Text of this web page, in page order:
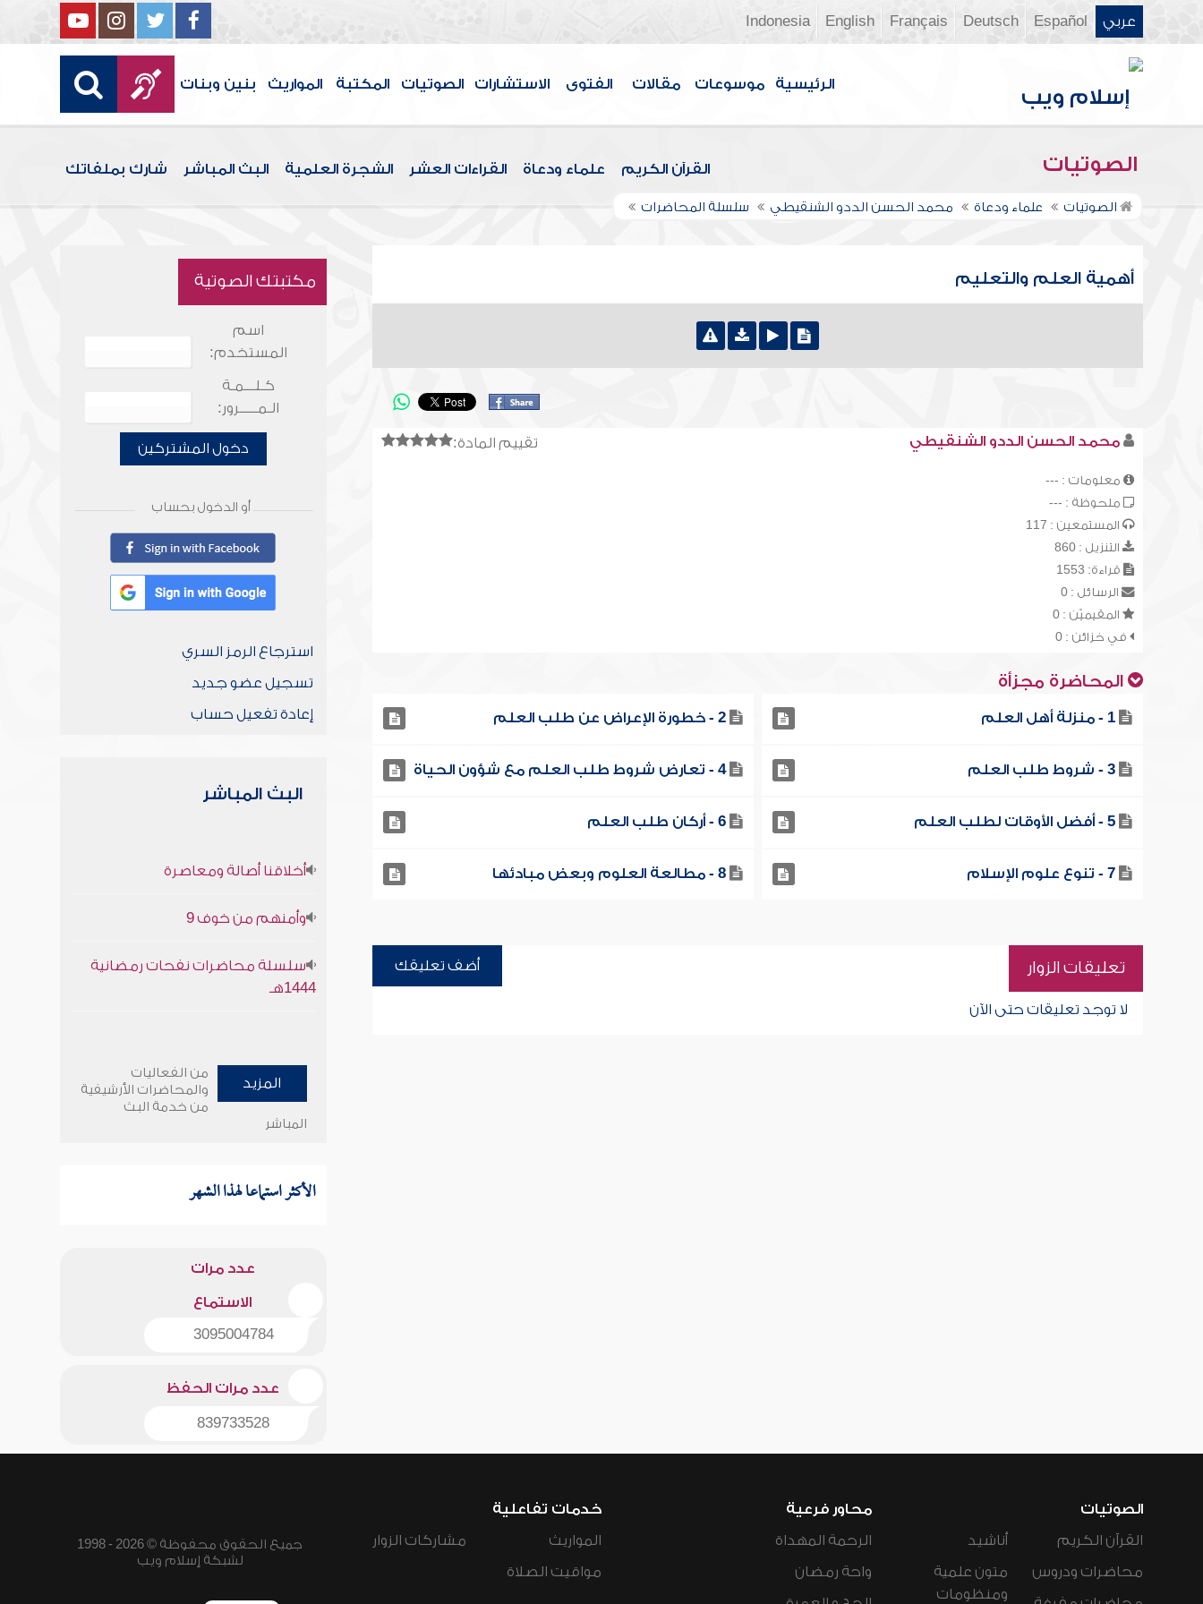
عربي Español
Deutsch
Français
English
Indonesia
الرئيسية موسوعات مقالات الفتوى الاستشارات الصوتيات المكتبة المواريث بنين وبنات
الصوتيات القرآن الكريم علماء ودعاة القراءات العشر الشجرة العلمية البث المباشر شارك بملفاتك
الصوتيات علماء ودعاة محمد الحسن الددو الشنقيطي سلسلة المحاضرات
أهمية العلم والتعليم
تقييم المادة: محمد الحسن الددو الشنقيطي
معلومات : ---
ملحوظة : ---
المستمعين : 117
التنزيل : 860
قراءة: 1553
الرسائل : 0
المقيميّن : 0
في خزائن : 0
المحاضرة مجزأة
1 - منزلة أهل العلم 2 - خطورة الإعراض عن طلب العلم
3 - شروط طلب العلم 4 - تعارض شروط طلب العلم مع شؤون الحياة
5 - أفضل الأوقات لطلب العلم 6 - أركان طلب العلم
7 - تنوع علوم الإسلام 8 - مطالعة العلوم وبعض مبادئها
تعليقات الزوار أضف تعليقك
لا توجد تعليقات حتى الآن
مكتبتك الصوتية
اسم
المستخدم:
كـلـــمـة
الـمـــــرور:
دخول المشتركين
أو الدخول بحساب
استرجاع الرمز السري
تسجيل عضو جديد
إعادة تفعيل حساب
البث المباشر
أخلاقنا أصالة ومعاصرة
وأمنهم من خوف 9
سلسلة محاضرات نفحات رمضانية
1444هـ
المزيد
من الفعاليات
والمحاضرات الأرشيفية
من خدمة البث
المباشر
الأكثر استماعا لهذا الشهر
عدد مرات
الاستماع
3095004784
عدد مرات الحفظ
839733528
الصوتيات
القرآن الكريم
محاضرات ودروس
أناشيد
متون علمية
ومنظومات
محاور فرعية
الرحمة المهداة
واحة رمضان
خدمات تفاعلية
المواريث
مواقيت الصلاة
مشاركات الزوار
جميع الحقوق محفوظة © 2026 - 1998
لشبكة إسلام ويب